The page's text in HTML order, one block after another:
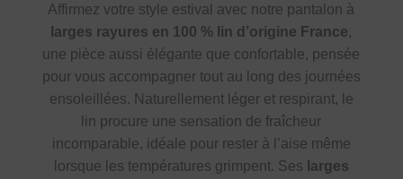
Affirmez votre style estival avec notre pantalon à
larges rayures en 100 % lin d’origine France,
une pièce aussi élégante que confortable, pensée
pour vous accompagner tout au long des journées
ensoleillées. Naturellement léger et respirant, le
lin procure une sensation de fraîcheur
incomparable, idéale pour rester à l’aise même
lorsque les températures grimpent. Ses larges